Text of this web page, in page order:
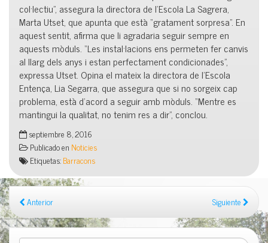
col·lectiu”, assegura la directora de l’Escola La Sagrera,
Marta Utset, que apunta que està “gratament sorpresa”. En
aquest sentit, afirma que li agradaria seguir sempre en
aquests mòduls. “Les instal·lacions ens permeten fer canvis
al llarg dels anys i estan perfectament condicionades”,
expressa Utset. Opina el mateix la directora de l’Escola
Entença, Lia Segarra, que assegura que si no sorgeix cap
problema, està d’acord a seguir amb mòduls. “Mentre es
mantingui la qualitat, no tenim res a dir”, conclou.
septiembre 8, 2016
Publicado en Noticies
Etiquetas:Barracons
Anterior Siguiente